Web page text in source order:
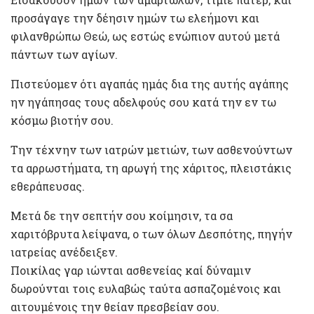
προσάγαγε την δέησιν ημών τω ελεήμονι και
φιλανθρώπω Θεώ, ως εστώς ενώπιον αυτού μετά
πάντων των αγίων.
Πιστεύομεν ότι αγαπάς ημάς δια της αυτής αγάπης
ην ηγάπησας τους αδελφούς σου κατά την εν τω
κόσμω βιοτήν σου.
Την τέχνην των ιατρών μετιών, των ασθενούντων
τα αρρωστήματα, τη αρωγή της χάριτος, πλειστάκις
εθεράπευσας.
Μετά δε την σεπτήν σου κοίμησιν, τα σα
χαριτόβρυτα λείψανα, ο των όλων Δεσπότης, πηγήν
ιατρείας ανέδειξεν.
Ποικίλας γαρ ιώνται ασθενείας καί δύναμιν
δωρούνται τοις ευλαβώς ταύτα ασπαζομένοις και
αιτουμένοις την θείαν πρεσβείαν σου.